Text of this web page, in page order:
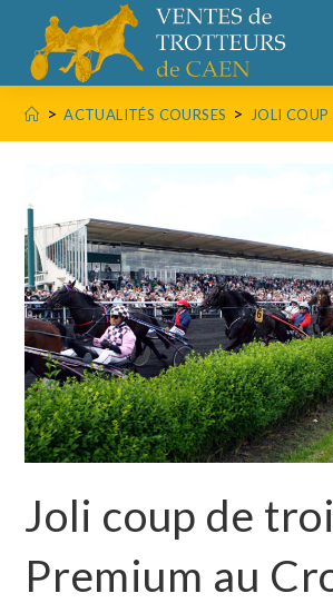
> ACTUALITÉS COURSES > JOLI
Joli coup de
Premium au